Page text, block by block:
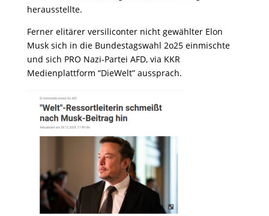
herausstellte.
Ferner elitärer versiliconter nicht gewählter Elon
Musk sich in die Bundestagswahl 2o25 einmischte
und sich PRO Nazi-Partei AFD, via KKR
Medienplattform “DieWelt” aussprach.